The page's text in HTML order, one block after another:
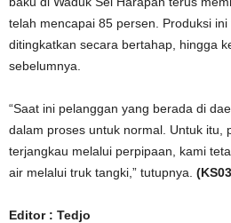
telah mencapai 85 persen. Produksi
ditingkatkan secara bertahap, hingga
sebelumnya.
“Saat ini pelanggan yang berada di
dalam proses untuk normal. Untuk itu,
terjangkau melalui perpipaan, kami
air melalui truk tangki,” tutupnya.
Editor : Tedjo